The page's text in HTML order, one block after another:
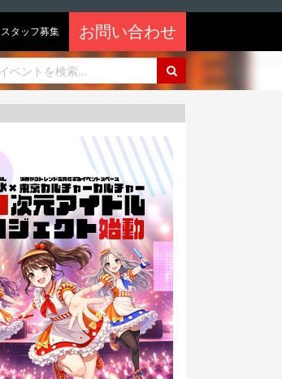
スタッフ募集 お問い合わせ